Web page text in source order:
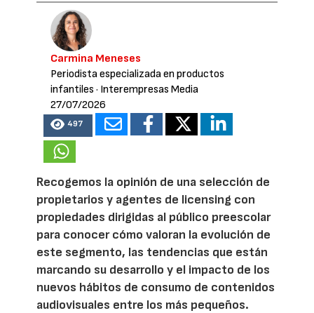
Carmina Meneses
Periodista especializada en productos
infantiles · Interempresas Media
27/07/2026
497
Recogemos la opinión de una selección de
propietarios y agentes de licensing con
propiedades dirigidas al público preescolar
para conocer cómo valoran la evolución de
este segmento, las tendencias que están
marcando su desarrollo y el impacto de los
nuevos hábitos de consumo de contenidos
audiovisuales entre los más pequeños.